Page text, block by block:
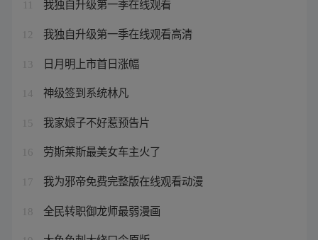
我独自升级第一季在线观看
12 我独自升级第一季在线观看高清
13 日月明上市首日涨幅
14 神级签到系统林凡
15 我家娘子不好惹预告片
16 劳斯莱斯最美女车主火了
17 我为邪帝免费完整版在线观看动漫
18 全民转职御龙师最弱漫画